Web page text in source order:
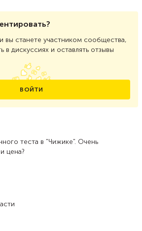
вы станете участником сообщества,
в дискуссиях и оставлять отзывы
ВОЙТИ
теста в "Чижике". Очень
цена?